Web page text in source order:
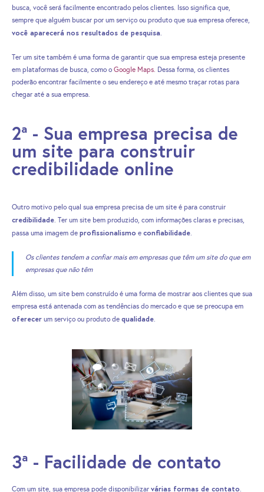
busca, você será facilmente encontrado pelos clientes. Isso significa que,
sempre que alguém buscar por um serviço ou produto que sua empresa oferece,
você aparecerá nos resultados de pesquisa.
Ter um site também é uma forma de garantir que sua empresa esteja presente
em plataformas de busca, como o Google Maps. Dessa forma, os clientes
poderão encontrar facilmente o seu endereço e até mesmo traçar rotas para
chegar até a sua empresa.
2ª - Sua empresa precisa de
um site para construir
credibilidade online
Outro motivo pelo qual sua empresa precisa de um site é para construir
credibilidade. Ter um site bem produzido, com informações claras e precisas,
passa uma imagem de profissionalismo e confiabilidade.
Os clientes tendem a confiar mais em empresas que têm um site do que em
empresas que não têm
Além disso, um site bem construído é uma forma de mostrar aos clientes que sua
empresa está antenada com as tendências do mercado e que se preocupa em
oferecer um serviço ou produto de qualidade.
3ª - Facilidade de contato
Com um site, sua empresa pode disponibilizar várias formas de contato.